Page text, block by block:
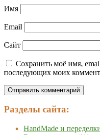
Имя
Email
Сайт
Сохранить моё имя,
последующих моих
Разделы сайта:
HandMade и